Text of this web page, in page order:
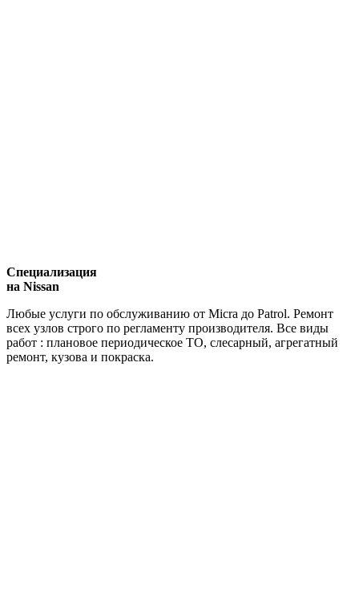
Специализация
на Nissan
Любые услуги по обслуживанию от Micra до Patrol. Ремонт
всех узлов строго по регламенту производителя. Все виды
работ : плановое периодическое ТО, слесарный, агрегатный
ремонт, кузова и покраска.